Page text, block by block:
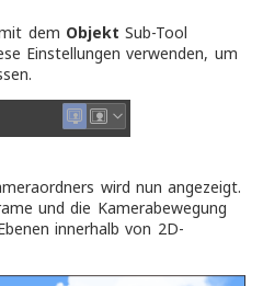
dem Objekt Sub-Tool
Einstellungen verwenden, um
wird nun angezeigt.
und die Kamerabewegung
innerhalb von 2D-